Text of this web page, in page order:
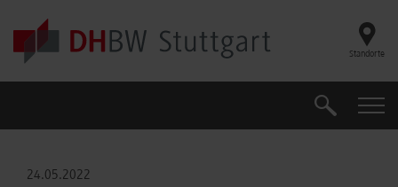
Skip to main content
Standorte
Suche
24.05.2022